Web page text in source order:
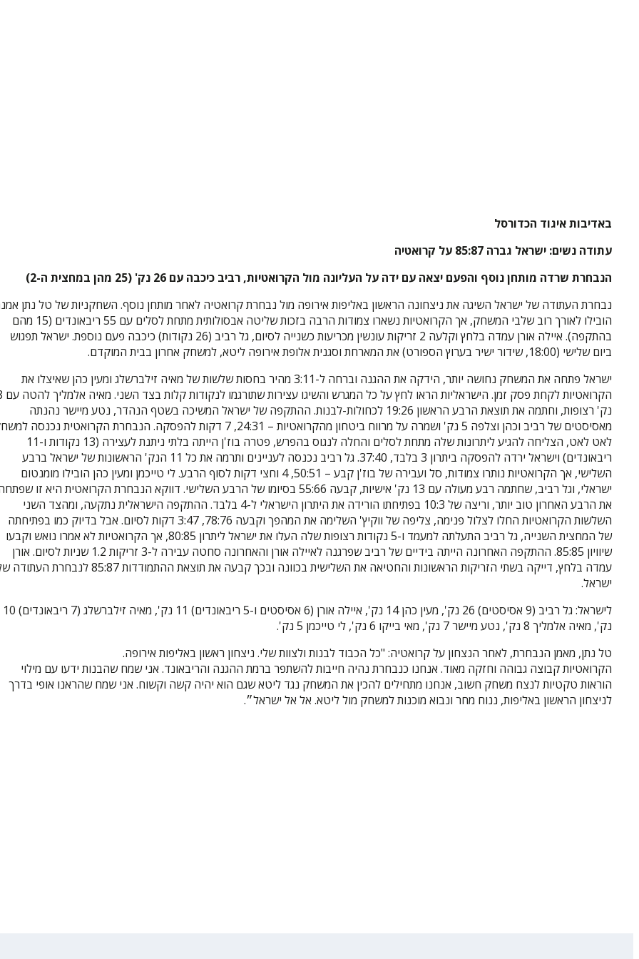
באדיבות איגוד הכדורסל
עתודה נשים: ישראל גברה 85:87 על קרואטיה
הנבחרת שרדה מותחן נוסף והפעם יצאה עם ידה על העליונה מול הקרואטיות, רביב כיכבה עם 26 נק' (25 מהן במחצית ה-2)
נבחרת העתודה של ישראל השיגה את ניצחונה הראשון באליפות אירופה מול נבחרת קרואטיה לאחר מותחן נוסף. השחקניות של טל נתן
הובילו לאורך רוב שלבי המשחק, אך הקרואטיות נשארו צמודות הרבה בזכות שליטה אבסולותית מתחת לסלים עם 55 ריבאונדים (15 מהם
בהתקפה). איילה אורן עמדה בלחץ וקלעה 2 זריקות עונשין מכריעות כשנייה לסיום, גל רביב (26 נקודות) כיכבה פעם נוספת. ישראל תפגוש
ביום שלישי (18:00, שידור ישיר בערוץ הספורט) את המארחת וסגנית אלופת אירופה ליטא, למשחק אחרון בבית המוקדם.
ישראל פתחה את המשחק נחושה יותר, הידקה את ההגנה וברחה ל-3:11 מהיר בחסות שלשות של מאיה זילברשלג ומעין כהן שאיצלו את
הקרואטיות לקחת פסק זמן.
נק' רצופות, וחתמה את תוצאת הרבע הראשון 19:26 לכחולות-לבנות. ההתקפה של ישראל המשיכה בשטף הנהדר, נטע מיישר נהנתה
מאסיסטים של רביב וכהן וצלפה 5 נק' ושמרה על מרווח ביטחון מהקרואטיות – 24:31, 7 דקות להפסקה. הנבחרת הקרואטית נכנסה
לאט לאט, הצליחה להגיע ליתרונות שלה מתחת לסלים והחלה לנגוס בהפרש, פטרה בוז'ן הייתה בלתי ניתנת לעצירה (13 נקודות ו-11
ריבאונדים) וישראל ירדה להפסקה ביתרון 3 בלבד, 37:40. גל רביב נכנסה לעניינים ותרמה את כל 11 הנק' הראשונות של ישראל ברבע
השלישי, אך הקרואטיות נותרו צמודות, סל ועבירה של בוז'ן קבע – 50:51, 4 וחצי דקות לסוף הרבע. לי טייכמן ומעין כהן הובילו מומנטום
ישראלי, וגל רביב, שחתמה רבע מעולה עם 13 נק' אישיות, קבעה 55:66 בסיומו של הרבע השלישי. דווקא הנבחרת הקרואטית היא זו
את הרבע האחרון טוב יותר, וריצה של 10:3 בפתיחתו הורידה את היתרון הישראלי ל-4 בלבד. ההתקפה הישראלית נתקעה, ומהצד השני
השלשות הקרואטיות החלו לצלול פנימה, צליפה של ווקיץ' השלימה את המהפך וקבעה 78:76, 3:47 דקות לסיום. אבל בדיוק כמו בפתיחתה
של המחצית השנייה, גל רביב התעלתה למעמד ו-5 נקודות רצופות שלה העלו את ישראל ליתרון 80:85, אך הקרואטיות לא אמרו נואש וקבעו
שיוויון 85:85. ההתקפה האחרונה הייתה בידיים של רביב שפרגנה לאיילה אורן והאחרונה סחטה עבירה ל-3 זריקות 1.2 שניות לסיום. אורן
עמדה בלחץ, דייקה בשתי הזריקות הראשונות והחטיאה את השלישית בכוונה ובכך קבעה את תוצאת ההתמודדות 85:87 לנבחרת
ישראל.
לישראל: גל רביב (9 אסיסטים) 26 נק', מעין כהן 14 נק', איילה אורן (6 אסיסטים ו-5 ריבאונדים) 11 נק', מאיה זילברשלג (7 ריבאונדים) 10
נק', מאיה אלמליך 8 נק', נטע מיישר 7 נק', מאי בייקו 6 נק', לי טייכמן 5 נק'.
טל נתן, מאמן הנבחרת, לאחר הנצחון על קרואטיה: "כל הכבוד לבנות ולצוות שלי. ניצחון ראשון באליפות אירופה.
הקרואטיות קבוצה גבוהה וחזקה מאוד. אנחנו כנבחרת נהיה חייבות להשתפר ברמת ההגנה והריבאונד. אני שמח שהבנות ידעו עם מילוי
הוראות טקטיות לנצח משחק חשוב, אנחנו מתחילים להכין את המשחק נגד ליטא שגם הוא יהיה קשה וקשוח. אני שמח שהראנו אופי בדרך
לניצחון הראשון באליפות, ננוח מחר ונבוא מוכנות למשחק מול ליטא. אל אל ישראל״.